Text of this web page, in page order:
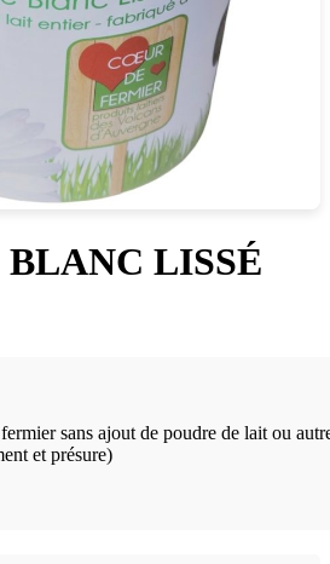
LISSÉ
sans ajout de poudre de lait ou
et présure)